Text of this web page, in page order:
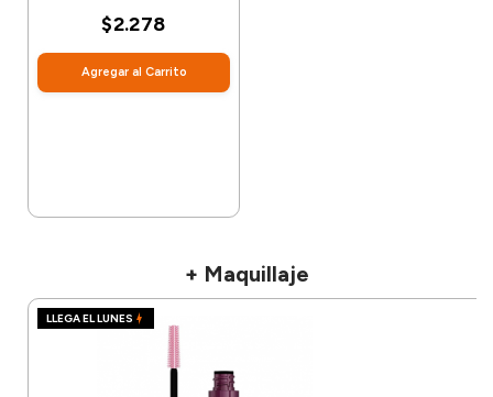
$2.278
Agregar al Carrito
+ Maquillaje
LLEGA EL LUNES